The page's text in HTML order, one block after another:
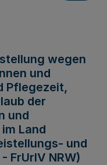
wegen
und
Pflegezeit,
der
und
Land
und
FrUrlV NRW)